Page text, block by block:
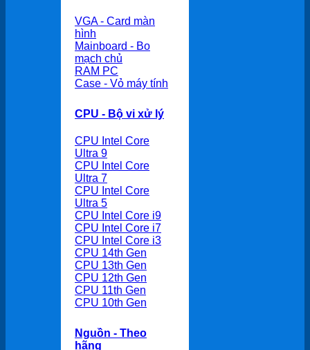
VGA - Card màn
hình
Mainboard - Bo
mạch chủ
RAM PC
Case - Vỏ máy tính
CPU - Bộ vi xử lý
CPU Intel Core
Ultra 9
CPU Intel Core
Ultra 7
CPU Intel Core
Ultra 5
CPU Intel Core i9
CPU Intel Core i7
CPU Intel Core i3
CPU 14th Gen
CPU 13th Gen
CPU 12th Gen
CPU 11th Gen
CPU 10th Gen
Nguồn - Theo
hãng